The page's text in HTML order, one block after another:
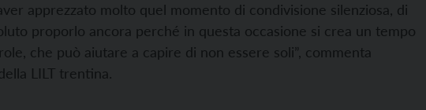
apprezzato molto quel momento di condivisione silenziosa, di
proporlo ancora perché in questa occasione si crea un tempo
che può aiutare a capire di non essere soli”, commenta
LILT trentina.